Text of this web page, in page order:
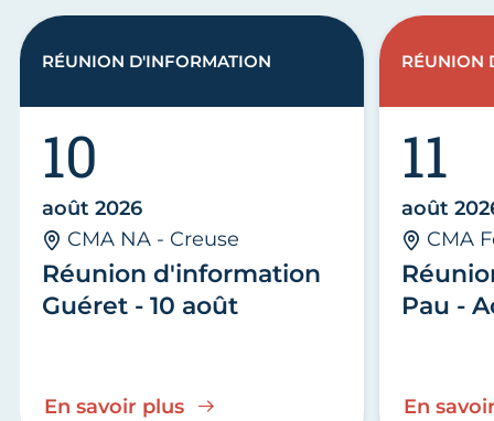
Réunion d'information
Guéret - 10 août
10
août 2026
CMA NA - Creuse
En savoir plus
RÉUNION D'INFORMATION
Pau -
11
août
CMA
En
RÉUNION